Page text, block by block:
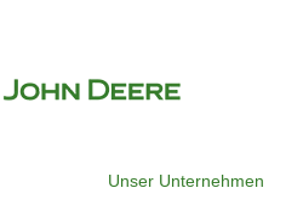
Unser Unternehmen